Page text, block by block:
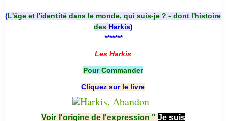
(L'âge et l'identité dans le monde, qui suis-je ? - dont l'histoire
des Harkis)
*******
Les Harkis
Pour Commander
Cliquez sur le livre
Voir l'origine de l'expression " Je suis